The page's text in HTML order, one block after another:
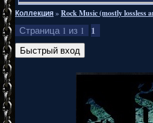
Коллекция»Rock Music (mostly lossless
Страница 1 из 1 1